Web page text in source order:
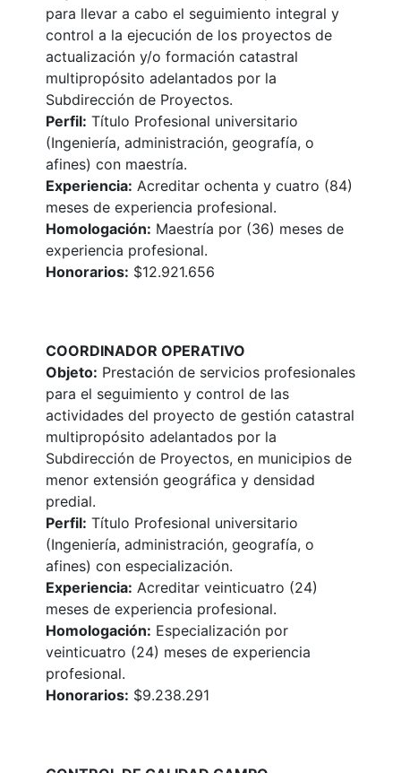
para llevar a cabo el seguimiento integral y
control a la ejecución de los proyectos de
actualización y/o formación catastral
multipropósito adelantados por la
Subdirección de Proyectos.
Perfil: Título Profesional universitario
(Ingeniería, administración, geografía, o
afines) con maestría.
Experiencia: Acreditar ochenta y cuatro (84)
meses de experiencia profesional.
Homologación: Maestría por (36) meses de
experiencia profesional.
Honorarios: $12.921.656
COORDINADOR OPERATIVO
Objeto: Prestación de servicios profesionales
para el seguimiento y control de las
actividades del proyecto de gestión catastral
multipropósito adelantados por la
Subdirección de Proyectos, en municipios de
menor extensión geográfica y densidad
predial.
Perfil: Título Profesional universitario
(Ingeniería, administración, geografía, o
afines) con especialización.
Experiencia: Acreditar veinticuatro (24)
meses de experiencia profesional.
Homologación: Especialización por
veinticuatro (24) meses de experiencia
profesional.
Honorarios: $9.238.291